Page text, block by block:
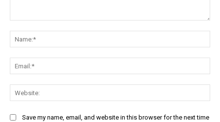
Save my name, email, and website in this browser for the next time